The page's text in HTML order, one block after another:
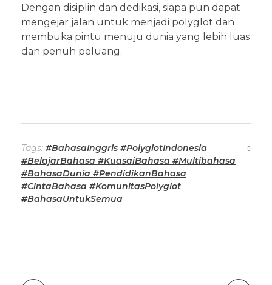
Dengan disiplin dan dedikasi, siapa pun dapat
mengejar jalan untuk menjadi polyglot dan
membuka pintu menuju dunia yang lebih luas
dan penuh peluang.
Tags: #BahasaInggris #PolyglotIndonesia
#BelajarBahasa #KuasaiBahasa #Multibahasa
#BahasaDunia #PendidikanBahasa
#CintaBahasa #KomunitasPolyglot
#BahasaUntukSemua